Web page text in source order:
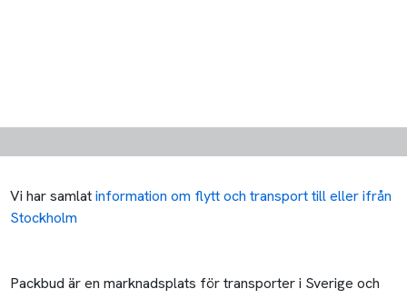
Vi har samlatinformation om flytt och transport till eller ifrån
Stockholm
Packbud är en marknadsplats för transporter i Sverige och